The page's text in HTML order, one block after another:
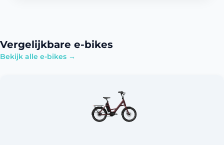
Vergelijkbare e-bikes
Bekijk alle e-bikes →